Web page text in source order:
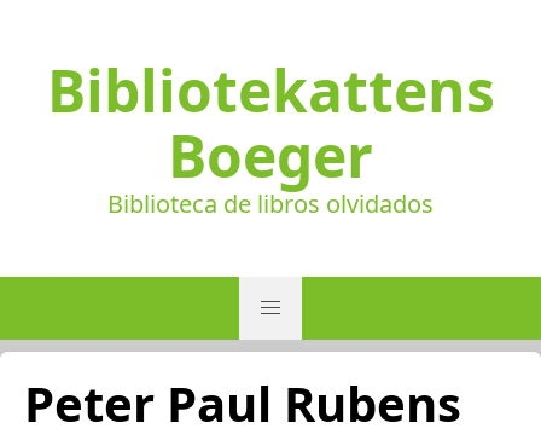
Bibliotekattens
Boeger
Biblioteca de libros olvidados
Peter Paul Rubens